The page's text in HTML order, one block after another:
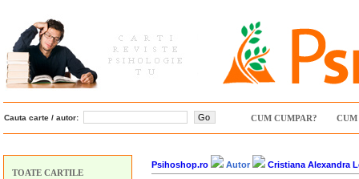
Cauta carte / autor: CUM CUMPAR? CUM
TOATE CARTILE
Psihoshop.ro Autor Cristiana Alexandra